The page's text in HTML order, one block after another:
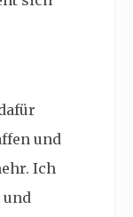
und
Ich
und